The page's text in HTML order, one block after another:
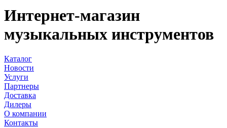
Интернет-магазин
музыкальных инструментов
Каталог
Новости
Услуги
Партнеры
Доставка
Дилеры
О компании
Контакты